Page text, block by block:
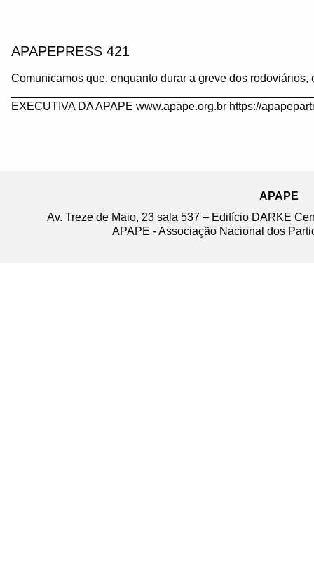
APAPEPRESS 421
Comunicamos que, enquanto durar a greve dos
EXECUTIVA DA APAPE www.apape.org.br https://
APAPE
Av. Treze de Maio, 23 sala 537 – Edifício DARKE
APAPE - Associação Nacional dos